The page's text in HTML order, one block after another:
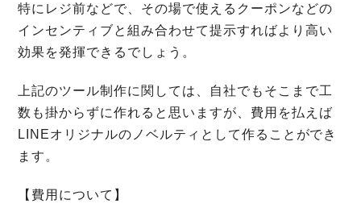
特にレジ前などで、その場で使えるクーポンなどの
インセンティブと組み合わせて提示すればより高い
効果を発揮できるでしょう。
上記のツール制作に関しては、自社でもそこまで工
数も掛からずに作れると思いますが、費用を払えば
LINEオリジナルのノベルティとして作ることができ
ます。
【費用について】